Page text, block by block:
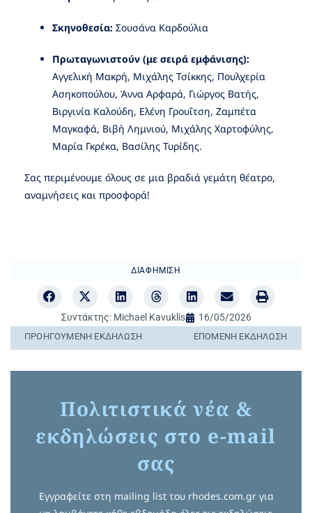
Σκηνοθεσία: Σουσάνα Καρδούλια
Πρωταγωνιστούν (με σειρά εμφάνισης):
Αγγελική Μακρή, Μιχάλης Τσίκκης, Πουλχερία
Ασηκοπούλου, Άννα Αρφαρά, Γιώργος Βατής,
Βιργινία Καλούδη, Ελένη Γρουΐτση, Ζαμπέτα
Μαγκαφά, Βιβή Λημνιού, Μιχάλης Χαρτοφύλης,
Μαρία Γκρέκα, Βασίλης Τυρίδης.
Σας περιμένουμε όλους σε μια βραδιά γεμάτη θέατρο,
αναμνήσεις και προσφορά!
ΔΙΑΦΉΜΙΣΗ
Συντάκτης:Michael Kavuklis 16/05/2026
ΠΡΟΗΓΟΎΜΕΝΗ ΕΚΔΉΛΩΣΗ ΕΠΌΜΕΝΗ ΕΚΔΉΛΩΣΗ
Πολιτιστικά νέα &
εκδηλώσεις στο e-mail
σας
Εγγραφείτε στη mailing list του rhodes.com.gr για